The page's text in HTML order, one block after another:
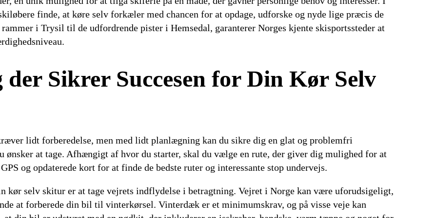
finde, at køre selv forkæler med chancen for at opdage, udforske og nyde lige præcis de
i Trysil til de udfordrende pister i Hemsedal, garanterer Norges kjente skisportssteder at
Sikrer Succesen for Din Kør Selv
lidt forberedelse, men med lidt planlægning kan du sikre dig en glat og problemfri
ønsker at tage. Afhængigt af hvor du starter, skal du vælge en rute, der giver dig mulighed for at
og opdaterede kort for at finde de bedste ruter og interessante stop undervejs.
kør selv skitur er at tage vejrets indflydelse i betragtning. Vejret i Norge kan være uforudsigeligt,
at forberede din bil til vinterkørsel. Vinterdæk er et minimumskrav, og på visse veje kan